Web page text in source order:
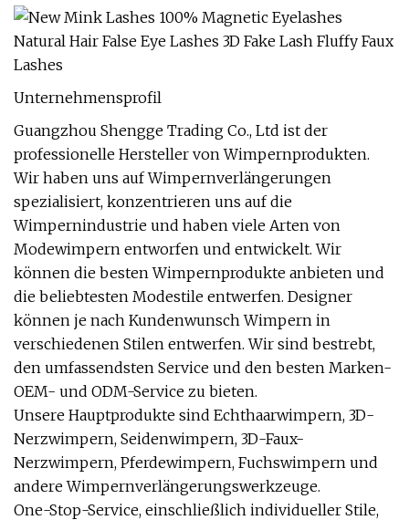
Unternehmensprofil
Guangzhou Shengge Trading Co., Ltd ist der
professionelle Hersteller von Wimpernprodukten.
Wir haben uns auf Wimpernverlängerungen
spezialisiert, konzentrieren uns auf die
Wimpernindustrie und haben viele Arten von
Modewimpern entworfen und entwickelt. Wir
können die besten Wimpernprodukte anbieten und
die beliebtesten Modestile entwerfen. Designer
können je nach Kundenwunsch Wimpern in
verschiedenen Stilen entwerfen. Wir sind bestrebt,
den umfassendsten Service und den besten Marken-
OEM- und ODM-Service zu bieten.
Unsere Hauptprodukte sind Echthaarwimpern, 3D-
Nerzwimpern, Seidenwimpern, 3D-Faux-
Nerzwimpern, Pferdewimpern, Fuchswimpern und
andere Wimpernverlängerungswerkzeuge.
One-Stop-Service, einschließlich individueller Stile,